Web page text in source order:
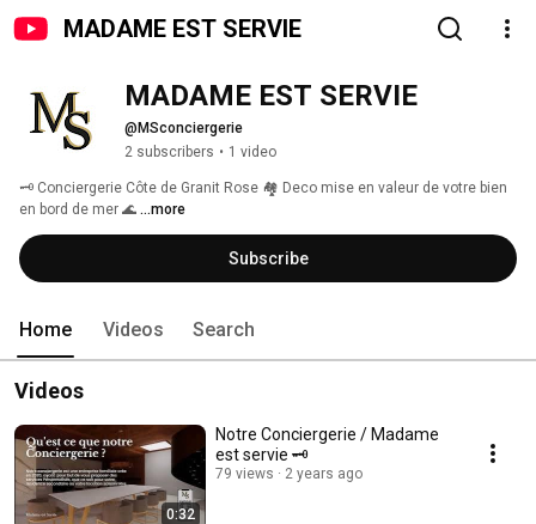
MADAME EST SERVIE
MADAME EST SERVIE
@MSconciergerie
2 subscribers • 1 video
🗝️ Conciergerie Côte de Granit Rose 🏘️ Deco mise en valeur de votre bien
en bord de mer 🌊 ...more
Subscribe
Home Videos Search
Videos
0:32
Notre Conciergerie / Madame
est servie 🗝️
79 views 2 years ago